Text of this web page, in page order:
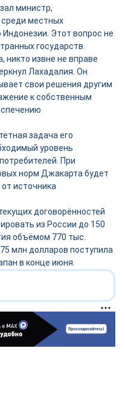
министр,
местных
Этот вопрос не
государств.
никто извне не вправе
Лахадалия. Он
свои решения другим
к собственным
задача его
уровень
При
норм Джакарта будет
источника
договорённостей
из России до 150
объёмом 770 тыс.
млн долларов поступила
в конце июня.